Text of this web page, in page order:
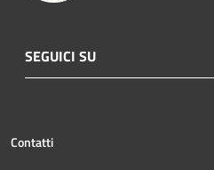
SEGUICI SU
Contatti